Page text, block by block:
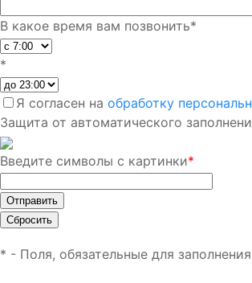
В какое время вам позвонить*
*
Я согласен на обработку
Защита от автоматического
Введите символы с картинки*
* - Поля, обязательные для заполнения